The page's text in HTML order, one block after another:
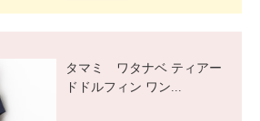
タマミ ワタナベ ティアー
ドドルフィン ワン...